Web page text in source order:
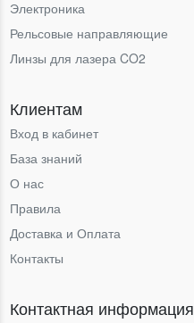
Электроника
Рельсовые направляющие
Линзы для лазера CO2
Клиентам
Вход в кабинет
База знаний
О нас
Правила
Доставка и Оплата
Контакты
Контактная информация